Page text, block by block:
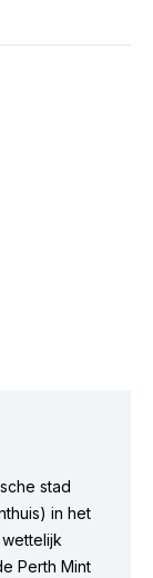
stad
in het
Perth Mint